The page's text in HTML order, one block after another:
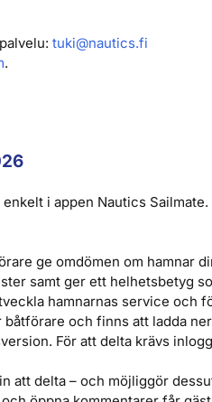
tuki@nautics.fi
.
i appen Nautics
ge omdömen om hamnar
samt ger ett helhetsbetyg
hamnarnas service och
och finns att ladda
För att delta krävs
att delta – och möjliggör